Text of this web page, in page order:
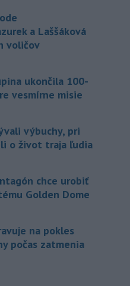
a Laššáková
voličov
ukončila 100-
vesmírne misie
výbuchy, pri
o život traja ľudia
chce urobiť
Golden Dome
na pokles
počas zatmenia